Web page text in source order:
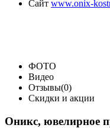
Сайт www.onix-
ФОТО
Видео
Отзывы(0)
Скидки и акции
Оникс, ювелирное